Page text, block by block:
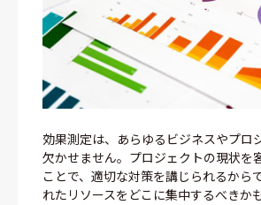
効果測定は、あらゆるビジネスやプロ
欠かせません。プロジェクトの現状を
ことで、適切な対策を講じられるから
れたリソースをどこに集中するべきか